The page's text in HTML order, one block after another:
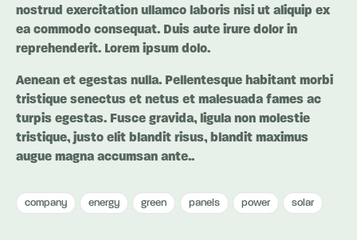
nostrud exercitation ullamco laboris nisi ut aliquip ex
ea commodo consequat. Duis aute irure dolor in
reprehenderit. Lorem ipsum dolo.
Aenean et egestas nulla. Pellentesque habitant morbi
tristique senectus et netus et malesuada fames ac
turpis egestas. Fusce gravida, ligula non molestie
tristique, justo elit blandit risus, blandit maximus
augue magna accumsan ante..
company energy green panels power solar